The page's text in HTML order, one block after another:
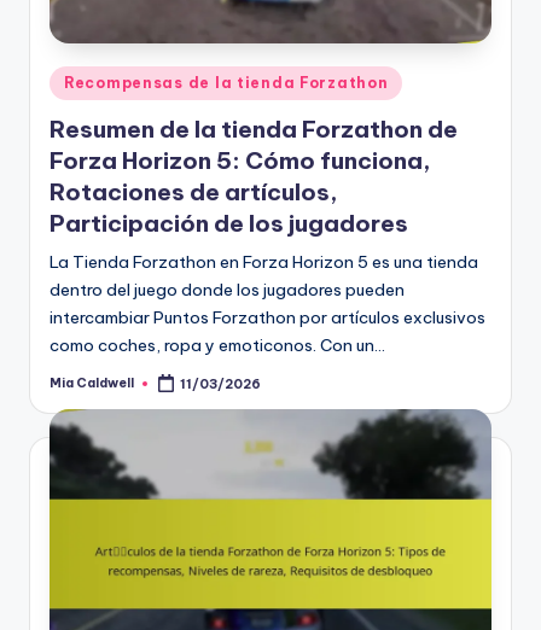
Posted
in
Recompensas de la tienda Forzathon
Resumen de la tienda Forzathon de
Forza Horizon 5: Cómo funciona,
Rotaciones de artículos,
Participación de los jugadores
La Tienda Forzathon en Forza Horizon 5 es una tienda
dentro del juego donde los jugadores pueden
intercambiar Puntos Forzathon por artículos exclusivos
como coches, ropa y emoticonos. Con un…
Posted
Mia Caldwell 11/03/2026